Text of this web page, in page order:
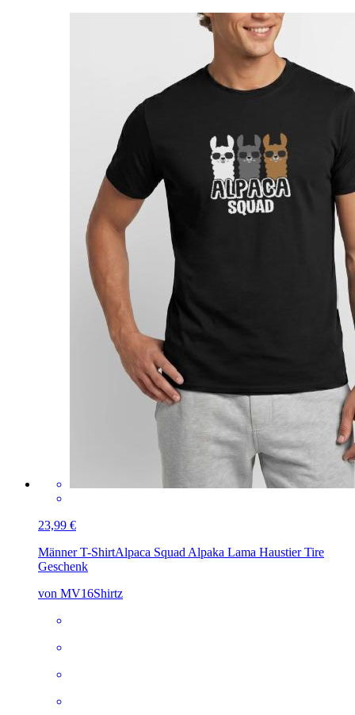
23,99 €
Männer T-ShirtAlpaca Squad Alpaka Lama Haustier Tire
Geschenk
von MV16Shirtz